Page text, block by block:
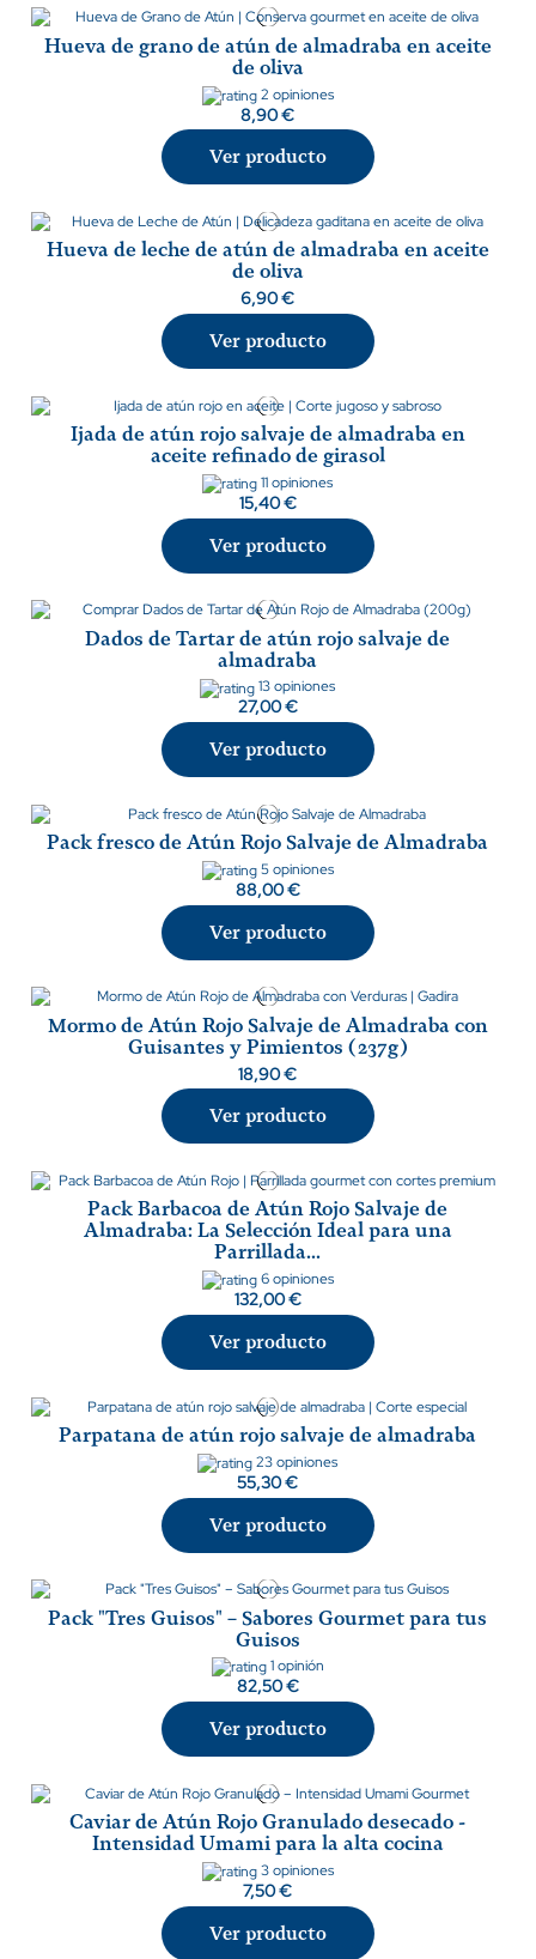
Hueva de grano de atún de almadraba en aceite
de oliva
2 opiniones
8,90 €
Ver producto
Hueva de leche de atún de almadraba en aceite
de oliva
6,90 €
Ver producto
Ijada de atún rojo salvaje de almadraba en
aceite refinado de girasol
11 opiniones
15,40 €
Ver producto
Dados de Tartar de atún rojo salvaje de
almadraba
13 opiniones
27,00 €
Ver producto
Pack fresco de Atún Rojo Salvaje de Almadraba
5 opiniones
88,00 €
Ver producto
Mormo de Atún Rojo Salvaje de Almadraba con
Guisantes y Pimientos (237g)
18,90 €
Ver producto
Pack Barbacoa de Atún Rojo Salvaje de
Almadraba: La Selección Ideal para una
Parrillada...
6 opiniones
132,00 €
Ver producto
Parpatana de atún rojo salvaje de almadraba
23 opiniones
55,30 €
Ver producto
Pack "Tres Guisos" – Sabores Gourmet para tus
Guisos
1 opinión
82,50 €
Ver producto
Caviar de Atún Rojo Granulado desecado -
Intensidad Umami para la alta cocina
3 opiniones
7,50 €
Ver producto